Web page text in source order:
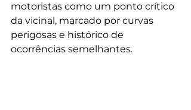
motoristas como um ponto crítico
da vicinal, marcado por curvas
perigosas e histórico de
ocorrências semelhantes.